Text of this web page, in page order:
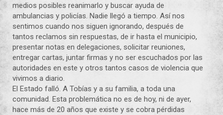
medios posibles reanimarlo y buscar ayuda de
ambulancias y policías. Nadie llegó a tiempo. Así nos
sentimos cuando nos siguen ignorando, después de
tantos reclamos sin respuestas, de ir hasta el municipio,
presentar notas en delegaciones, solicitar reuniones,
entregar cartas, juntar firmas y no ser escuchados por las
autoridades en este y otros tantos casos de violencia que
vivimos a diario.
El Estado falló. A Tobías y a su familia, a toda una
comunidad. Esta problemática no es de hoy, ni de ayer,
hace más de 20 años que existe y se cobra pérdidas